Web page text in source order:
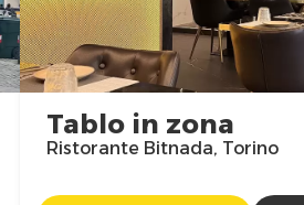
Tablo in zona
Ristorante Bitnada, Torino